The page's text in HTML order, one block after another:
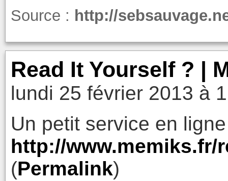
Source : http://
Read It Yourself ? |
lundi 25 février 2013 à
Un petit service en
http://www.memiks.fr/
(Permalink)